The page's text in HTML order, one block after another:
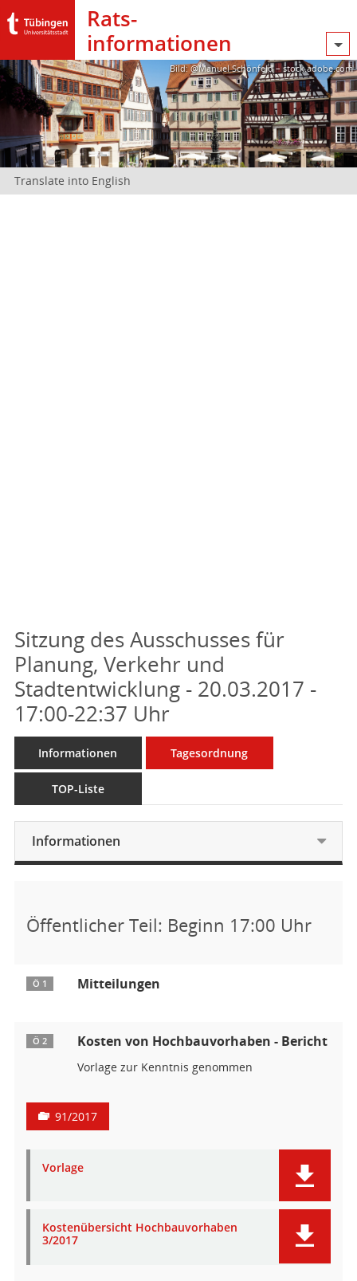
Rats­
informationen
Bild: @Manuel Schönfeld – stock.adobe.com
Translate into English
Sitzung des Ausschusses für
Planung, Verkehr und
Stadtentwicklung - 20.03.2017 -
17:00-22:37 Uhr
Informationen Tagesordnung
TOP-Liste
Informationen
Öffentlicher Teil: Beginn 17:00 Uhr
Ö 1 Mitteilungen
Ö 2 Kosten von Hochbauvorhaben - Bericht
Vorlage zur Kenntnis genommen
91/2017
Vorlage
Kostenübersicht Hochbauvorhaben
3/2017